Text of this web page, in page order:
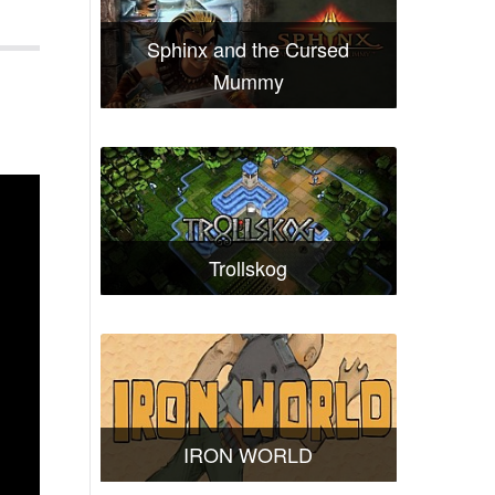
Sphinx and the Cursed
Mummy
Trollskog
IRON WORLD